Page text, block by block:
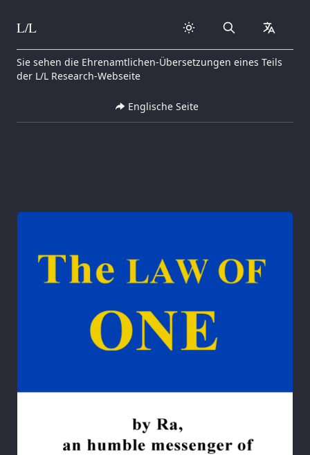
Skip to content
L/L Search
Sie sehen die Ehrenamtlichen-Übersetzungen eines Teils
der L/L Research-Webseite
Englische Seite